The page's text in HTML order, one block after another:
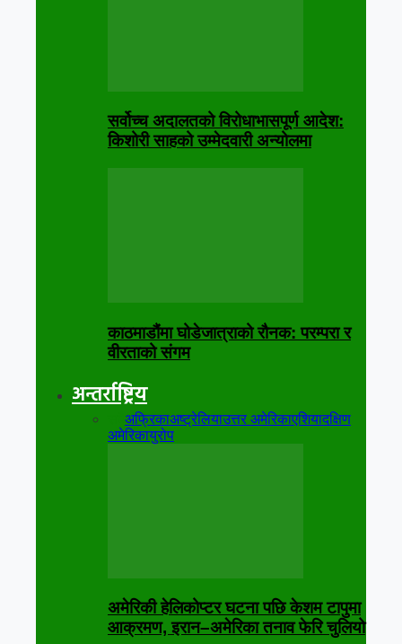
सर्वोच्च अदालतको विरोधाभासपूर्ण आदेश:
किशोरी साहको उम्मेदवारी अन्योलमा
काठमाडौंमा घोडेजात्राको रौनक: परम्परा र
वीरताको संगम
अन्तर्राष्ट्रिय
अफ्रिकाअष्ट्रेलियाउत्तर अमेरिकाएशियादक्षिण
अमेरिकायुरोप
अमेरिकी हेलिकोप्टर घटना पछि केशम टापुमा
आक्रमण, इरान–अमेरिका तनाव फेरि चुलियो